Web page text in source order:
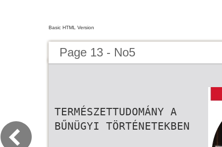
Basic HTML Version
Page 13 - No5
TERMÉSZETTUDOMÁNY A
BŰNÜGYI TÖRTÉNETEKBEN